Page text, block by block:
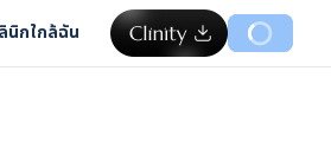
นิกใกล้ฉัน